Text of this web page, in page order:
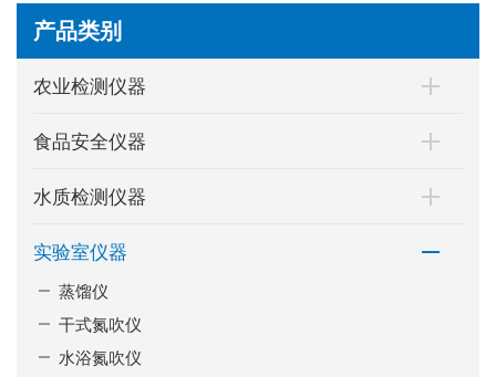
产品类别
农业检测仪器
食品安全仪器
水质检测仪器
实验室仪器
蒸馏仪
干式氮吹仪
水浴氮吹仪